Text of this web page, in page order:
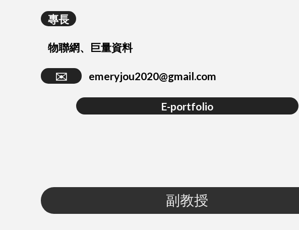
專長
物聯網、巨量資料
✉️ emeryjou2020@gmail.com
E-portfolio
副教授